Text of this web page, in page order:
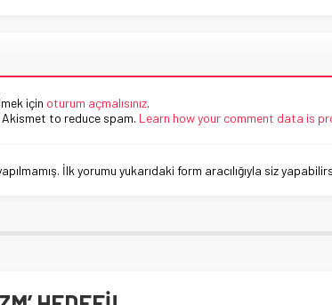
için oturum açmalısınız.
to reduce spam. Learn how your comment data is
İlk yorumu yukarıdaki form aracılığıyla siz